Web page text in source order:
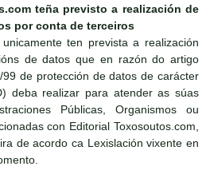
teña previsto a realización de
por conta de terceiros
unicamente ten prevista a realización
de datos que en razón do artigo
de protección de datos de carácter
deba realizar para atender as súas
Públicas, Organismos ou
con Editorial Toxosoutos.com,
de acordo ca Lexislación vixente en